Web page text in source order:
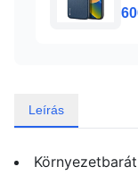
Leírás